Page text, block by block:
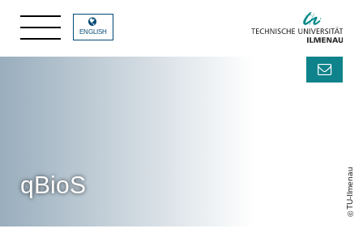
TU-Ilmenau
ENGLISH
qBioS